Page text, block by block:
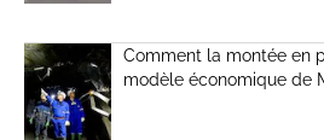
Comment la montée en
modèle économique de